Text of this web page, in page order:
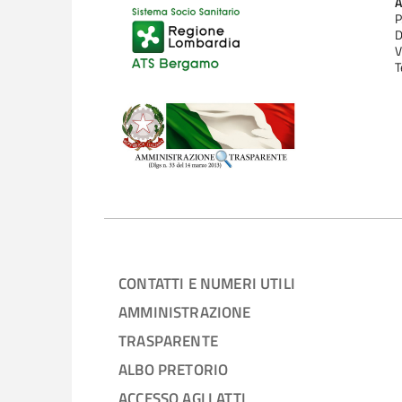
CONTATTI E NUMERI UTILI
AMMINISTRAZIONE
TRASPARENTE
ALBO PRETORIO